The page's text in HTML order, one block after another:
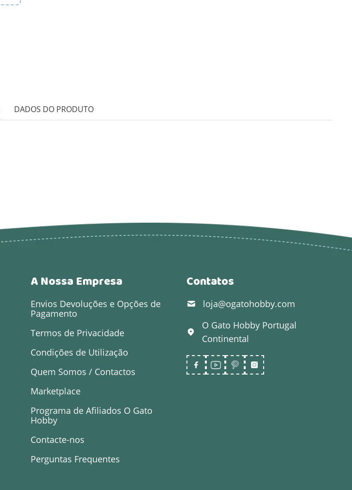
DADOS DO PRODUTO
A Nossa Empresa
Envios Devoluções e Opções de
Pagamento
Termos de Privacidade
Condições de Utilização
Quem Somos / Contactos
Marketplace
Programa de Afiliados O Gato
Hobby
Contacte-nos
Perguntas Frequentes
Contatos
loja@ogatohobby.com
O Gato Hobby Portugal
Continental